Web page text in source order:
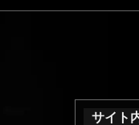
サイト